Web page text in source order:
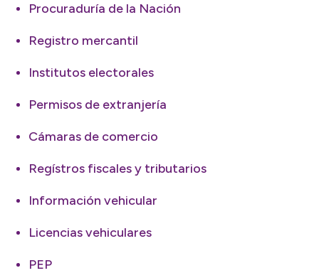
Procuraduría de la Nación
Registro mercantil
Institutos electorales
Permisos de extranjería
Cámaras de comercio
Regístros fiscales y tributarios
Información vehicular
Licencias vehiculares
PEP